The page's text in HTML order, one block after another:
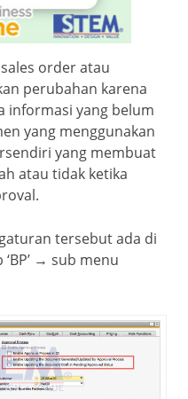
order atau
perubahan karena
informasi yang belum
yang menggunakan
yang membuat
atau tidak ketika
tersebut ada di
→ sub menu